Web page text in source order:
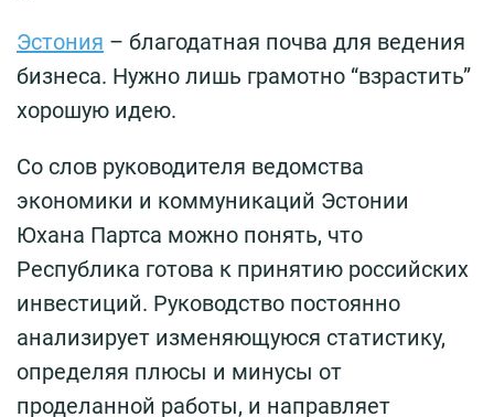
Эстония – благодатная почва для ведения
бизнеса. Нужно лишь грамотно “взрастить”
хорошую идею.
Со слов руководителя ведомства
экономики и коммуникаций Эстонии
Юхана Партса можно понять, что
Республика готова к принятию российских
инвестиций. Руководство постоянно
анализирует изменяющуюся статистику,
определяя плюсы и минусы от
проделанной работы, и направляет